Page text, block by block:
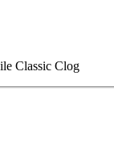
Classic Clog